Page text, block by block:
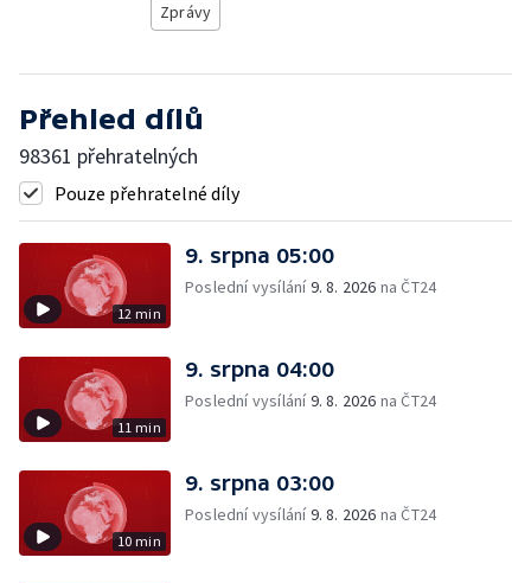
Zprávy
Přehled dílů
98361 přehratelných
Pouze přehratelné díly
12 min
9. srpna 05:00
Poslední vysílání9. 8. 2026 na ČT24
11 min
9. srpna 04:00
Poslední vysílání9. 8. 2026 na ČT24
10 min
9. srpna 03:00
Poslední vysílání9. 8. 2026 na ČT24